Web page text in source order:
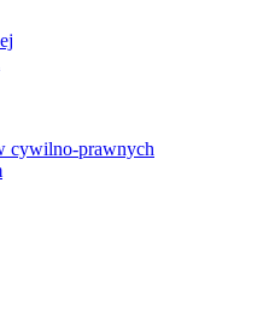
cywilno-prawnych